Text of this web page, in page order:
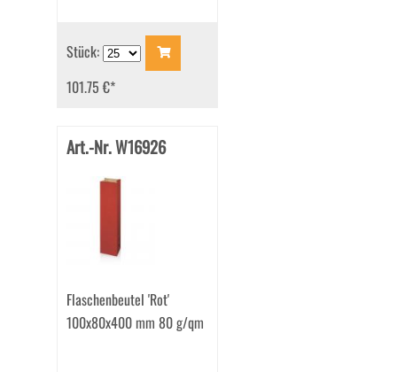
Stück:
101.75 €*
Art.-Nr. W16926
Flaschenbeutel 'Rot'
100x80x400 mm 80 g/qm